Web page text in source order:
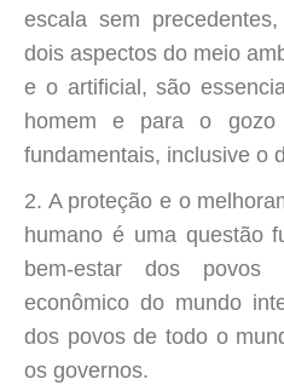
escala sem
dois aspectos do meio
e o artificial, são
homem e para o gozo
fundamentais, inclusive o
2. A proteção e o
humano é uma questão
bem-estar dos povos
econômico do mundo
dos povos de todo o
os governos.